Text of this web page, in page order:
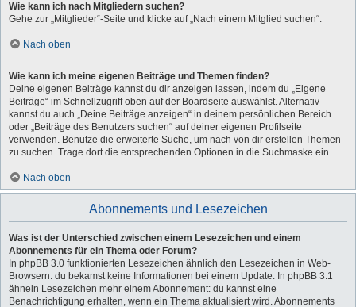
Wie kann ich nach Mitgliedern suchen?
Gehe zur „Mitglieder“-Seite und klicke auf „Nach einem Mitglied suchen“.
Nach oben
Wie kann ich meine eigenen Beiträge und Themen finden?
Deine eigenen Beiträge kannst du dir anzeigen lassen, indem du „Eigene
Beiträge“ im Schnellzugriff oben auf der Boardseite auswählst. Alternativ
kannst du auch „Deine Beiträge anzeigen“ in deinem persönlichen Bereich
oder „Beiträge des Benutzers suchen“ auf deiner eigenen Profilseite
verwenden. Benutze die erweiterte Suche, um nach von dir erstellen Themen
zu suchen. Trage dort die entsprechenden Optionen in die Suchmaske ein.
Nach oben
Abonnements und Lesezeichen
Was ist der Unterschied zwischen einem Lesezeichen und einem
Abonnements für ein Thema oder Forum?
In phpBB 3.0 funktionierten Lesezeichen ähnlich den Lesezeichen in Web-
Browsern: du bekamst keine Informationen bei einem Update. In phpBB 3.1
ähneln Lesezeichen mehr einem Abonnement: du kannst eine
Benachrichtigung erhalten, wenn ein Thema aktualisiert wird. Abonnements